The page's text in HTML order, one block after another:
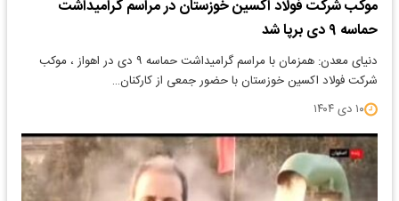
موکب شرکت فولاد اکسین خوزستان در مراسم گرامیداشت
حماسه ۹ دی برپا شد
دنیای معدن: همزمان با مراسم گرامیداشت حماسه ۹ دی در اهواز ، موکب
شرکت فولاد اکسین خوزستان با حضور جمعی از کارکنان…
۱۰ دی ۱۴۰۴